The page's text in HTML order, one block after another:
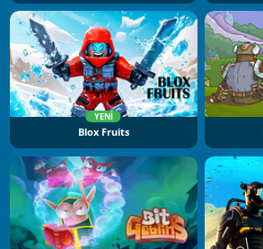
YENI
Blox Fruits